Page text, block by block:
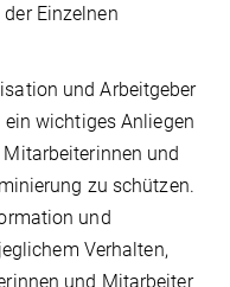
Einzelnen
und Arbeitgeber
wichtiges Anliegen
und
zu schützen.
und
Verhalten,
und Mitarbeiter